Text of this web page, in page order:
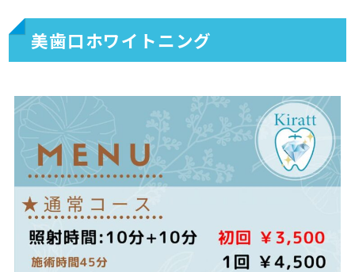
美歯口ホワイトニング